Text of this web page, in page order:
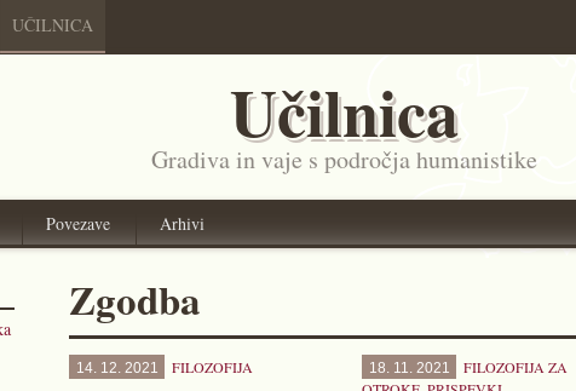
UČILNICA
Učilnica
Gradiva in vaje s področja humanistike
Povezave Arhivi
Zgodba
14. 12. 2021 FILOZOFIJA 18. 11. 2021
FILOZOFIJA ZA